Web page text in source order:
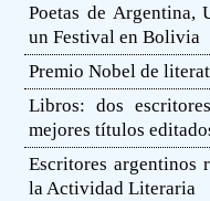
Poetas de Argentina,
un Festival en Bolivia
Premio Nobel de
Libros: dos
mejores títulos
Escritores argentinos
la Actividad Literaria